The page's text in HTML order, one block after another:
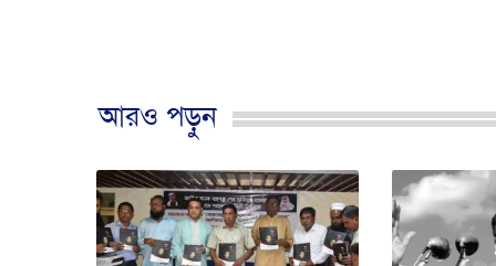
আরও পড়ুন